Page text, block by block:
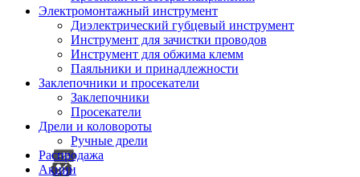
Электромонтажный инструмент
Диэлектрический губцевый инструмент
Инструмент для зачистки проводов
Инструмент для обжима клемм
Паяльники и принадлежности
Заклепочники и просекатели
Заклепочники
Просекатели
Дрели и коловороты
Ручные дрели
Распродажа
Акции